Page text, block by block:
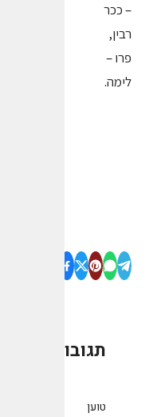
– ככר
רבין,
פרו –
לימה.
תגובות
טוען